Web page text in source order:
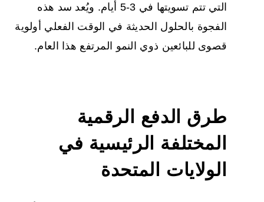
التي تتم تسويتها في 3-5 أيام. ويُعد سد هذه
الفجوة بالحلول الحديثة في الوقت الفعلي أولوية
قصوى للبائعين ذوي النمو المرتفع هذا العام.
طرق الدفع الرقمية
المختلفة الرئيسية في
الولايات المتحدة